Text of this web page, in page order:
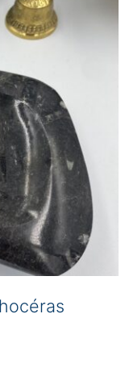
être
choisies
la
page
du
produit